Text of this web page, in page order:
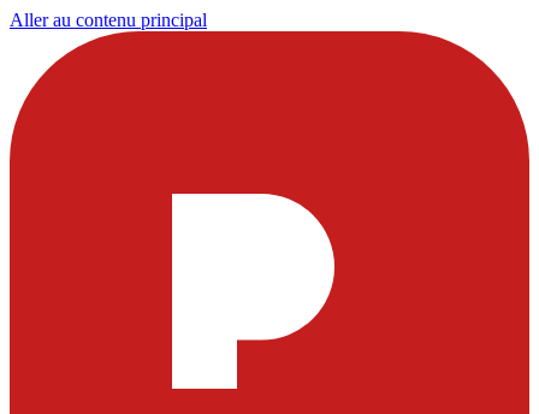
Aller au contenu principal